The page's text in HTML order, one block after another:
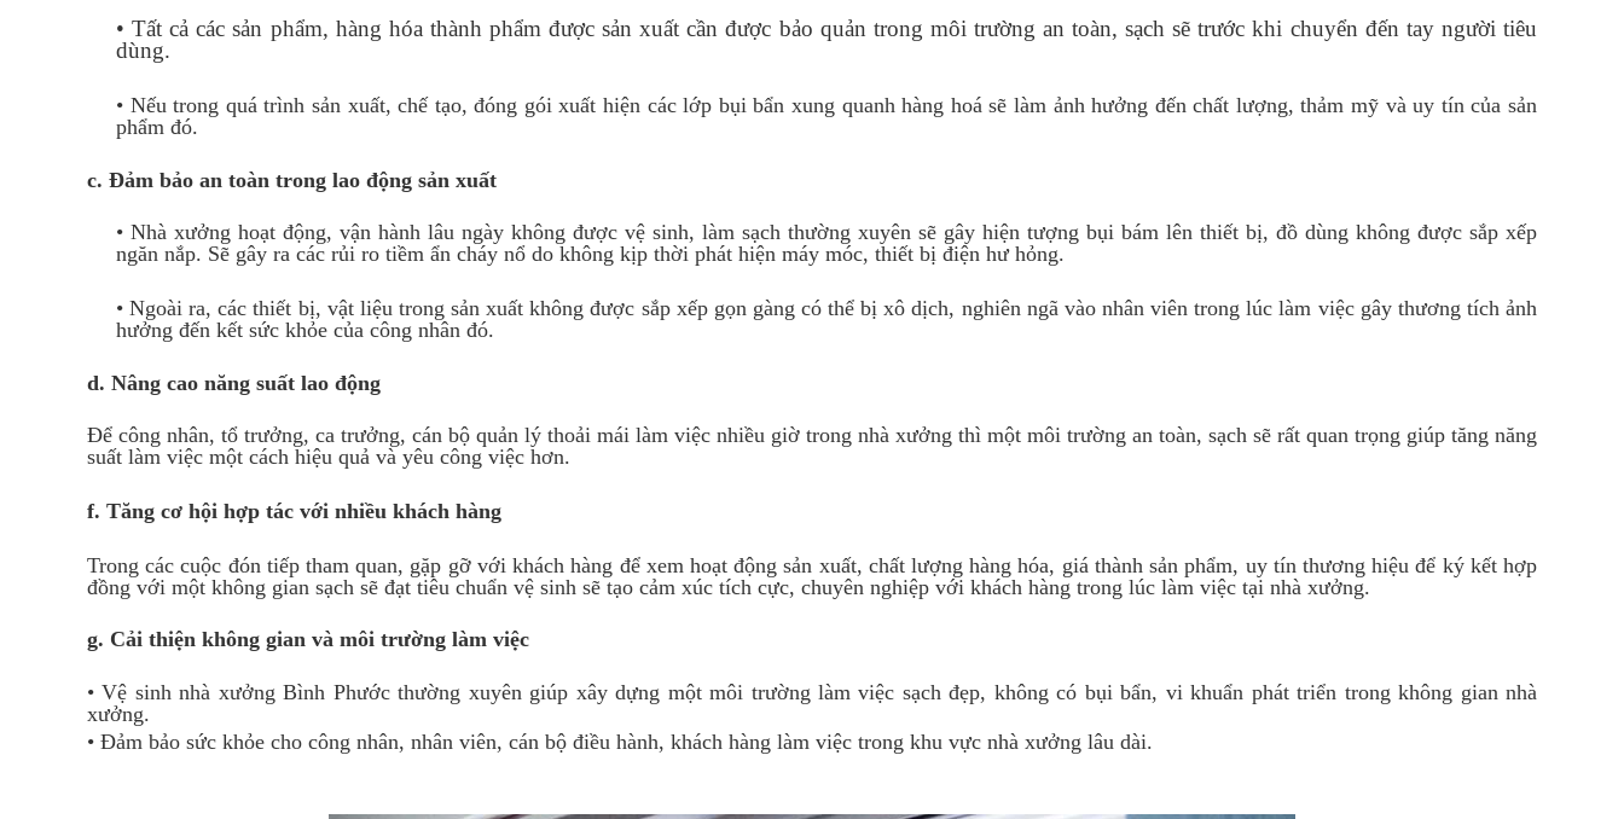
• Tất cả các sản phẩm, hàng hóa thành phẩm được sản xuất cần được bảo quản trong môi trường an toàn, sạch sẽ trước khi chuyển đến tay người tiêu
dùng.
• Nếu trong quá trình sản xuất, chế tạo, đóng gói xuất hiện các lớp bụi bẩn xung quanh hàng hoá sẽ làm ảnh hưởng đến chất lượng, thảm mỹ và uy tín của sản
phẩm đó.
c. Đảm bảo an toàn trong lao động sản xuất
• Nhà xưởng hoạt động, vận hành lâu ngày không được vệ sinh, làm sạch thường xuyên sẽ gây hiện tượng bụi bám lên thiết bị, đồ dùng không được sắp xếp
ngăn nắp. Sẽ gây ra các rủi ro tiềm ẩn cháy nổ do không kịp thời phát hiện máy móc, thiết bị điện hư hỏng.
• Ngoài ra, các thiết bị, vật liệu trong sản xuất không được sắp xếp gọn gàng có thể bị xô dịch, nghiên ngã vào nhân viên trong lúc làm việc gây thương tích ảnh
hưởng đến kết sức khỏe của công nhân đó.
d. Nâng cao năng suất lao động
Để công nhân, tổ trưởng, ca trưởng, cán bộ quản lý thoải mái làm việc nhiều giờ trong nhà xưởng thì một môi trường an toàn, sạch sẽ rất quan trọng giúp tăng năng
suất làm việc một cách hiệu quả và yêu công việc hơn.
f. Tăng cơ hội hợp tác với nhiều khách hàng
Trong các cuộc đón tiếp tham quan, gặp gỡ với khách hàng để xem hoạt động sản xuất, chất lượng hàng hóa, giá thành sản phẩm, uy tín thương hiệu để ký kết hợp
đồng với một không gian sạch sẽ đạt tiêu chuẩn vệ sinh sẽ tạo cảm xúc tích cực, chuyên nghiệp với khách hàng trong lúc làm việc tại nhà xưởng.
g. Cải thiện không gian và môi trường làm việc
• Vệ sinh nhà xưởng Bình Phước thường xuyên giúp xây dựng một môi trường làm việc sạch đẹp, không có bụi bẩn, vi khuẩn phát triển trong không gian nhà
xưởng.
• Đảm bảo sức khỏe cho công nhân, nhân viên, cán bộ điều hành, khách hàng làm việc trong khu vực nhà xưởng lâu dài.